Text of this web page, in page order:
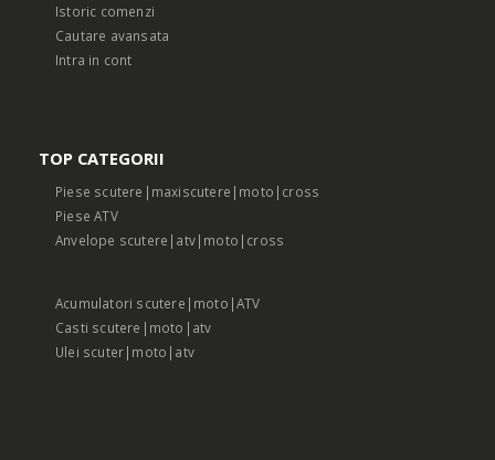
Istoric comenzi
Cautare avansata
Intra in cont
TOP CATEGORII
Piese scutere|maxiscutere|moto|cross
Piese ATV
Anvelope scutere|atv|moto|cross
Acumulatori scutere|moto|ATV
Casti scutere|moto|atv
Ulei scuter|moto|atv